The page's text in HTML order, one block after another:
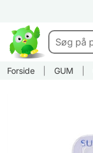
Forside GUM